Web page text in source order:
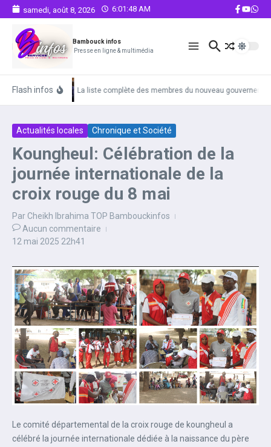
Aller au contenu
samedi, août 8, 2026 6:01:48 AM
Bambouck infos
Presse en ligne & multimédia
Flash infos La liste complète des membres du nouveau
Actualités locales Chronique et Société
Koungheul: Célébration de la
journée internationale de la
croix rouge du 8 mai
Par Cheikh Ibrahima TOP Bambouckinfos
Aucun commentaire
12 mai 2025 22h41
Le comité départemental de la croix rouge de koungheul a
célébré la journée internationale dédiée à la naissance du père